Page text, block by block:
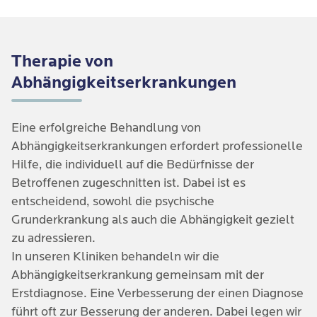
realen Beziehungen und Verpflichtungen
Entzugserscheinungen wie Nervosität oder
Verringerung von Erinnerungs- und
Lernvermögens
Abnehmen von Kreativität
Körperliche Symptome
Kopfschmerzen
Übergewicht durch fehlende Bewegung
Schwierigkeiten, den Konsum zu kontrollieren
oder zu beenden
Beruf, Schule oder Alltag
Aufputschmittel
Substanzen wie Koffeinpillen oder andere
steigern. Gerade Menschen, die unter Burnout oder
depressiven Verstimmungen leiden, greifen auf
Therapie von
Abhängigkeitserkrankungen
Eine erfolgreiche Behandlung von
Abhängigkeitserkrankungen erfordert professionelle
Hilfe, die individuell auf die Bedürfnisse der
Betroffenen zugeschnitten ist. Dabei ist es
entscheidend, sowohl die psychische
Grunderkrankung als auch die Abhängigkeit gezielt
zu adressieren.
In unseren Kliniken behandeln wir die
Abhängigkeitserkrankung gemeinsam mit der
Erstdiagnose. Eine Verbesserung der einen Diagnose
führt oft zur Besserung der anderen. Dabei legen wir